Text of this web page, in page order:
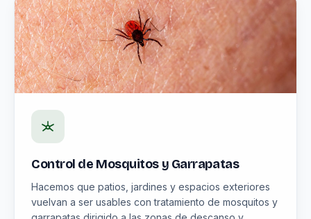
Control de Mosquitos y Garrapatas
Hacemos que patios, jardines y espacios exteriores
vuelvan a ser usables con tratamiento de mosquitos y